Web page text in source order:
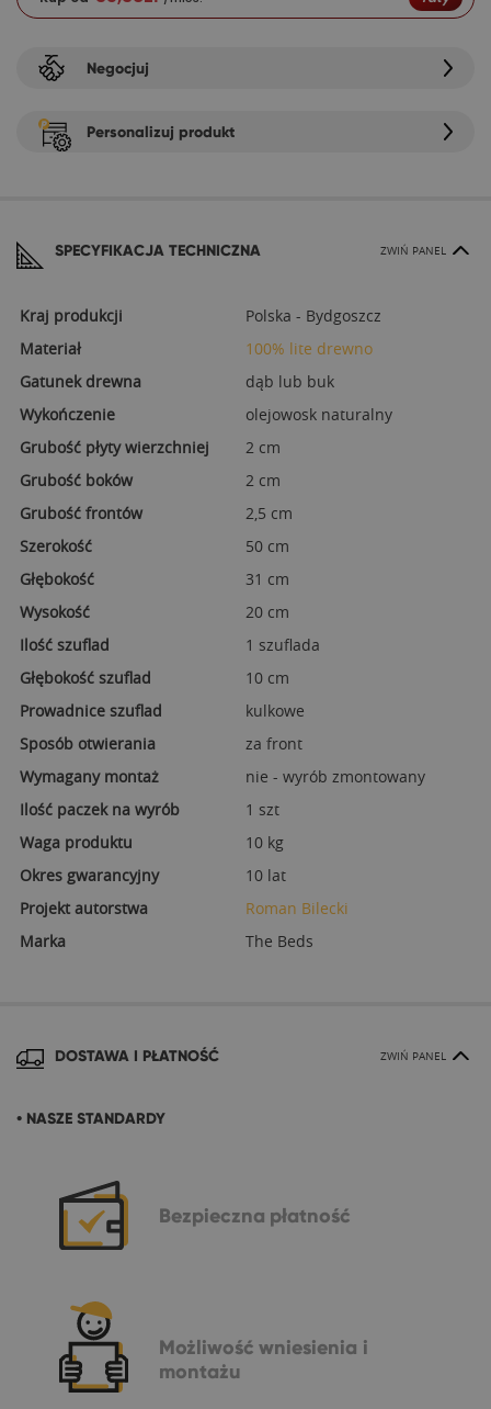
Negocjuj
Personalizuj produkt
SPECYFIKACJA TECHNICZNA ZWIŃ PANEL
Kraj produkcji
Polska - Bydgoszcz
Materiał
100% lite drewno
Gatunek drewna
dąb lub buk
Wykończenie
olejowosk naturalny
Grubość płyty wierzchniej
2 cm
Grubość boków
2 cm
Grubość frontów
2,5 cm
Szerokość
50 cm
Głębokość
31 cm
Wysokość
20 cm
Ilość szuflad
1 szuflada
Głębokość szuflad
10 cm
Prowadnice szuflad
kulkowe
Sposób otwierania
za front
Wymagany montaż
nie - wyrób zmontowany
Ilość paczek na wyrób
1 szt
Waga produktu
10 kg
Okres gwarancyjny
10 lat
Projekt autorstwa
Roman Bilecki
Marka
The Beds
DOSTAWA I PŁATNOŚĆ ZWIŃ PANEL
• NASZE STANDARDY
Bezpieczna płatność
Możliwość wniesienia i
montażu